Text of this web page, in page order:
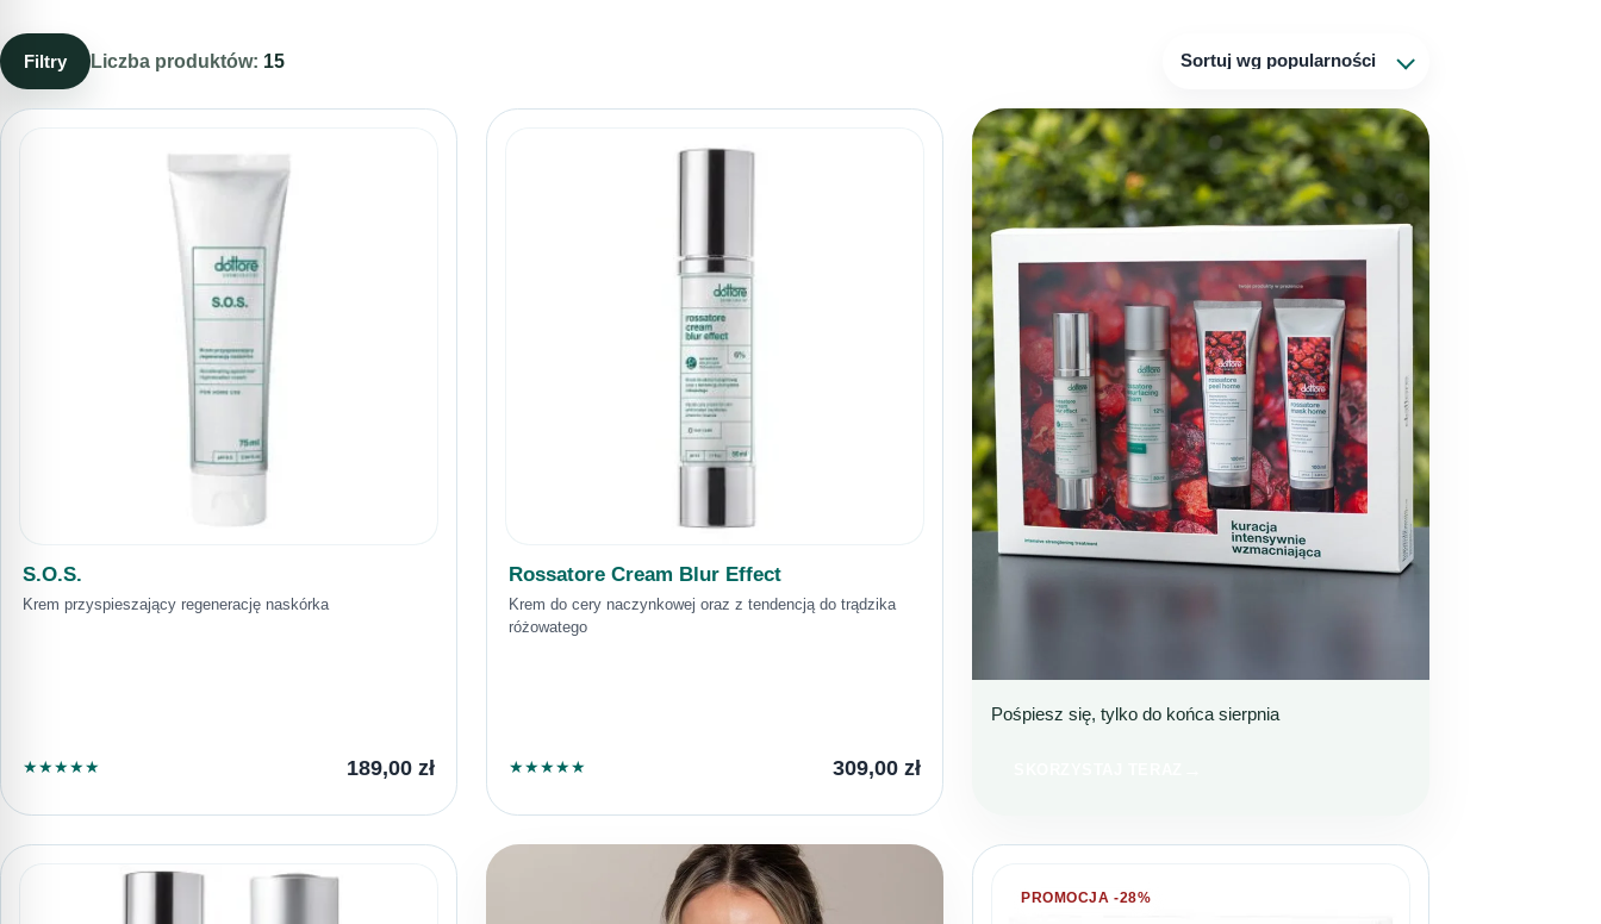
Filtry Liczba produktów: 15 Sortuj wg popularności
S.O.S.
Krem przyspieszający regenerację naskórka
★★★★★ 189,00zł
Rossatore Cream Blur Effect
Krem do cery naczynkowej oraz z tendencją do trądzika
różowatego
★★★★★ 309,00zł
BESTSELLEROWA KURACJA
Pośpiesz się, tylko do końca sierpnia
PROMOCJA -28%